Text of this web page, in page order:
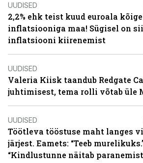
UUDISED
2,2% ehk teist kuud euroala
inflatsiooniga maa! Sügisel on
inflatsiooni kiirenemist
UUDISED
Valeria Kiisk taandub Redgate
juhtimisest, tema rolli võtab üle
UUDISED
Töötleva tööstuse maht langes
järjest. Eamets: “Teeb
“Kindlustunne näitab